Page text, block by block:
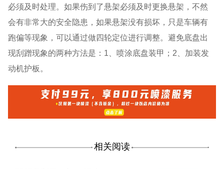
必须及时处理。如果伤到了悬架必须及时更换悬架，不然
会有非常大的安全隐患，如果悬架没有损坏，只是车辆有
跑偏等现象，可以通过做四轮定位进行调整。避免底盘出
现刮蹭现象的两种方法是：1、喷涂底盘装甲；2、加装发
动机护板。
相关阅读